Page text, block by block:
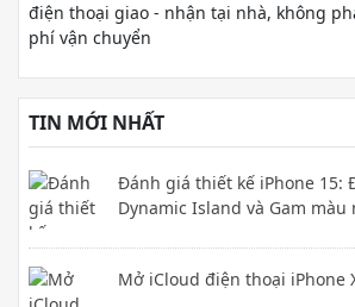
điện thoại giao - nhận tại nhà, không
phí vận chuyển
TIN MỚI NHẤT
Đánh giá thiết kế iPhone 15:
Dynamic Island và Gam màu
Mở iCloud điện thoại iPhone